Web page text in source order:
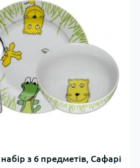
з 6 предметів, Сафарі